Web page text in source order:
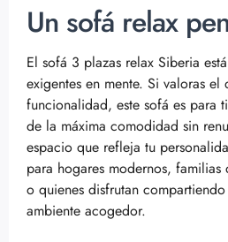
Un sofá relax
El sofá 3 plazas relax Siberia
exigentes en mente. Si valoras
funcionalidad, este sofá es para
de la máxima comodidad sin
espacio que refleja tu
para hogares modernos, familias
o quienes disfrutan
ambiente acogedor.